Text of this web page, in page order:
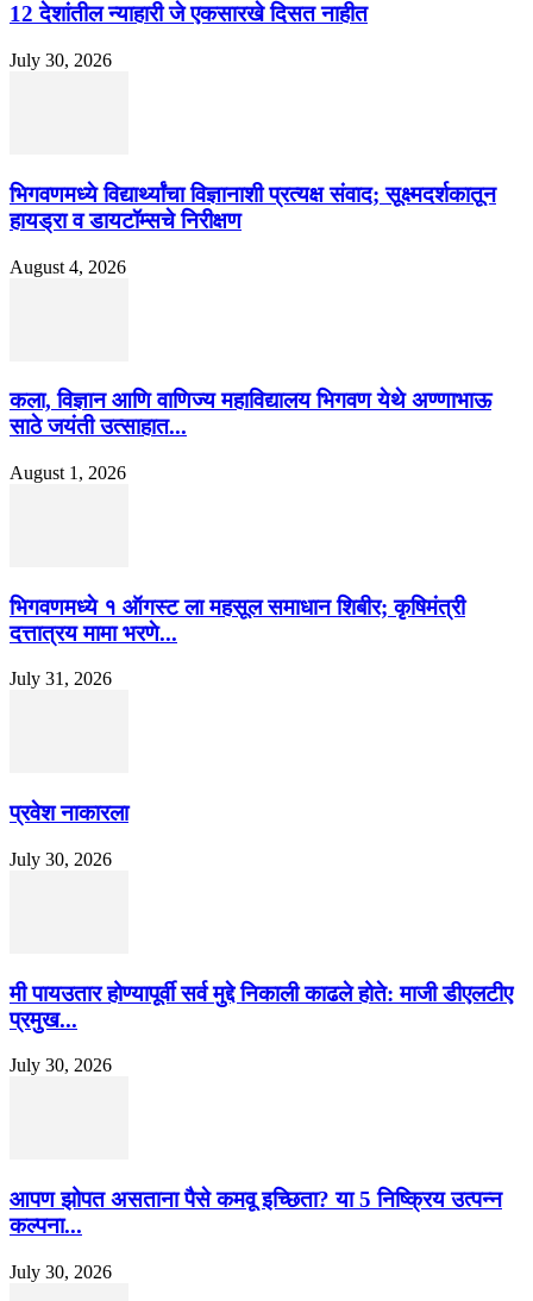
12 देशांतील न्याहारी जे एकसारखे दिसत नाहीत
July 30, 2026
भिगवणमध्ये विद्यार्थ्यांचा विज्ञानाशी प्रत्यक्ष संवाद; सूक्ष्मदर्शकातून
हायड्रा व डायटॉम्सचे निरीक्षण
August 4, 2026
कला, विज्ञान आणि वाणिज्य महाविद्यालय भिगवण येथे अण्णाभाऊ
साठे जयंती उत्साहात...
August 1, 2026
भिगवणमध्ये १ ऑगस्ट ला महसूल समाधान शिबीर; कृषिमंत्री
दत्तात्रय मामा भरणे...
July 31, 2026
प्रवेश नाकारला
July 30, 2026
मी पायउतार होण्यापूर्वी सर्व मुद्दे निकाली काढले होते: माजी डीएलटीए
प्रमुख...
July 30, 2026
आपण झोपत असताना पैसे कमवू इच्छिता? या 5 निष्क्रिय उत्पन्न
कल्पना...
July 30, 2026